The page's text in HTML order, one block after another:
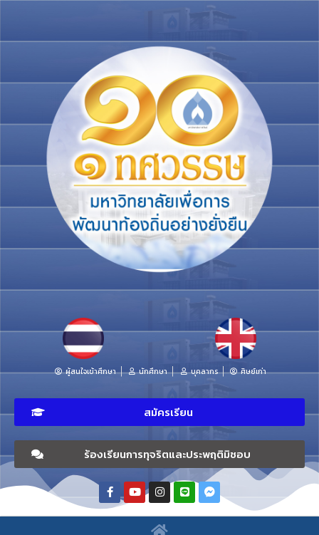
ผู้สนใจเข้าศึกษา นักศึกษา บุคลากร ศิษย์เก่า
สมัครเรียน
ร้องเรียนการทุจริตและประพฤติมิชอบ